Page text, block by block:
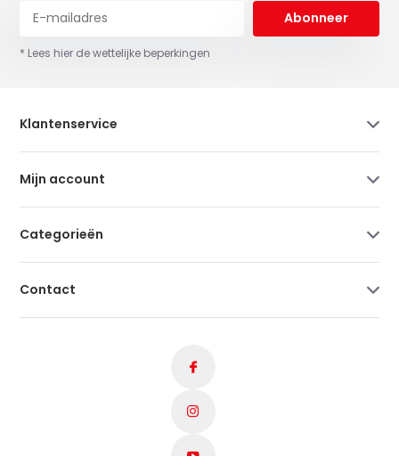
Abonneer
* Lees hier de wettelijke beperkingen
Klantenservice
Mijn account
Categorieën
Contact